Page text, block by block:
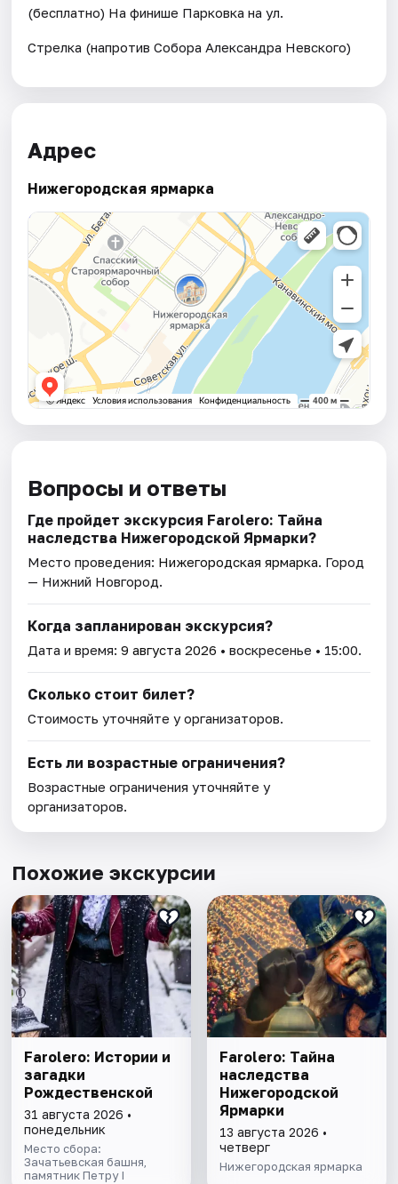
(бесплатно) На финише Парковка на ул.
Стрелка (напротив Собора Александра Невского)
Адрес
Нижегородская ярмарка
Вопросы и ответы
Где пройдет экскурсия Farolero: Тайна
наследства Нижегородской Ярмарки?
Место проведения: Нижегородская ярмарка. Город
— Нижний Новгород.
Когда запланирован экскурсия?
Дата и время:9 августа 2026 • воскресенье • 15:00.
Сколько стоит билет?
Стоимость уточняйте у организаторов.
Есть ли возрастные ограничения?
Возрастные ограничения уточняйте у
организаторов.
Похожие экскурсии
Farolero: Истории и
загадки
Рождественской
31 августа 2026 •
понедельник
Место сбора:
Зачатьевская башня,
памятник Петру I
Farolero: Тайна
наследства
Нижегородской
Ярмарки
13 августа 2026 •
четверг
Нижегородская ярмарка